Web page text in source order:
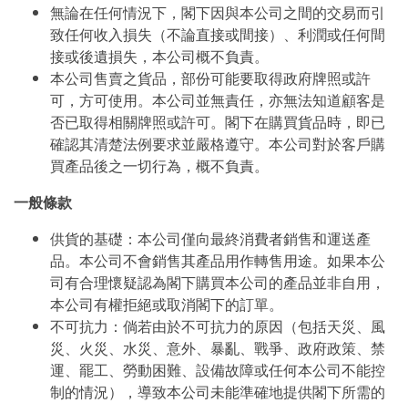
無論在任何情況下，閣下因與本公司之間的交易而引
致任何收入損失（不論直接或間接）、利潤或任何間
接或後遺損失，本公司概不負責。
本公司售賣之貨品，部份可能要取得政府牌照或許
可，方可使用。本公司並無責任，亦無法知道顧客是
否已取得相關牌照或許可。閣下在購買貨品時，即已
確認其清楚法例要求並嚴格遵守。本公司對於客戶購
買產品後之一切行為，概不負責。
一般條款
供貨的基礎：本公司僅向最終消費者銷售和運送產
品。本公司不會銷售其產品用作轉售用途。如果本公
司有合理懷疑認為閣下購買本公司的產品並非自用，
本公司有權拒絕或取消閣下的訂單。
不可抗力：倘若由於不可抗力的原因（包括天災、風
災、火災、水災、意外、暴亂、戰爭、政府政策、禁
運、罷工、勞動困難、設備故障或任何本公司不能控
制的情況），導致本公司未能準確地提供閣下所需的